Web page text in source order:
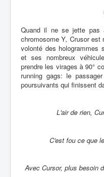
Quand il ne se jette pas
chromosome Y, Crusor est
volonté des hologrammes
et ses nombreux
prendre les virages à 90°
running gags: le
poursuivants qui finissent
L'air de rien,
C'est fou ce que
Avec Cursor, plus besoin